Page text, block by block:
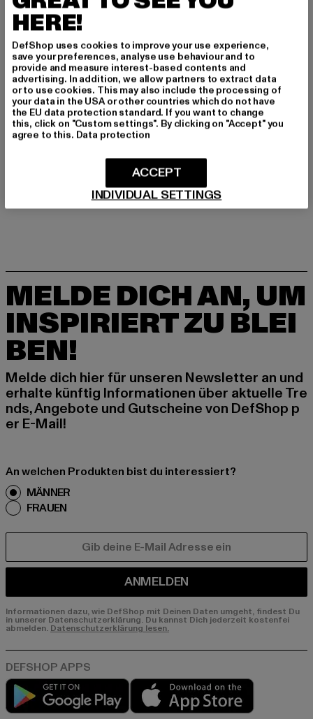
Art.Nr: H57-3653-02685
Hersteller: Noctane | Nando@noctane-distributions.com
Am Hof 41683 | 1100 Vienna | AT
GRÖSSE & PASSFORM
PFLEGEHINWEISE
LIEFERUNG & RÜCKGABE
MELDE DICH AN, UM
INSPIRIERT ZU BLEI
BEN!
Melde dich hier für unseren Newsletter an und
erhalte künftig Informationen über aktuelle Tre
nds, Angebote und Gutscheine von DefShop p
er E-Mail!
An welchen Produkten bist du interessiert?
MÄNNER
FRAUEN
ANMELDEN
Informationen dazu, wie DefShop mit Deinen Daten umgeht, findest Du
in unserer Datenschutzerklärung. Du kannst Dich jederzeit kostenfei
abmelden. Datenschutzerklärung lesen.
Play market
HERE!
DefShop uses cookies to improve your use experience,
save your preferences, analyse use behaviour and to
provide and measure interest-based contents and
advertising. In addition, we allow partners to extract data
or to use cookies. This may also include the processing of
your data in the USA or other countries which do not have
the EU data protection standard. If you want to change
this, click on "Custom settings". By clicking on "Accept" you
agree to this. Data protection
INDIVIDUAL SETTINGS
ACCEPT